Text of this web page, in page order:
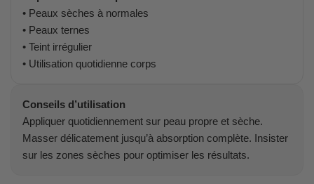
• Peaux sèches à normales
• Peaux ternes
• Teint irrégulier
• Utilisation quotidienne corps
Conseils d’utilisation
Appliquer quotidiennement sur peau propre et sèche.
Masser délicatement jusqu’à absorption complète. Insister
sur les zones sèches pour optimiser les résultats.